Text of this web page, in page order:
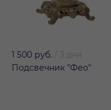
1 500 руб.
3 дня
Подсвечник "Фео"